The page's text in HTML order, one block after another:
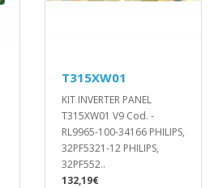
T315XW01
KIT INVERTER PANEL
T315XW01 V9 Cod. -
RL9965-100-34166 PHILIPS,
32PF5321-12 PHILIPS,
32PF552..
132,19€